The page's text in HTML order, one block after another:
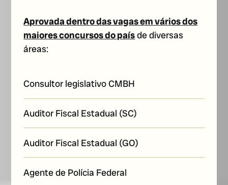
Aprovada dentro das vagas em vários dos
maiores concursos do paísde diversas
áreas:
Consultor legislativo CMBH
Auditor Fiscal Estadual (SC)
Auditor Fiscal Estadual (GO)
Agente de Polícia Federal